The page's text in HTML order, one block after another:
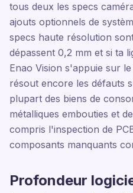
tous deux les specs
ajouts optionnels de
specs haute résolution
dépassent 0,2 mm et si ta
Enao Vision s'appuie sur
résout encore les défauts
plupart des biens de
métalliques embouties et
compris l'inspection de
composants manquants
Profondeur